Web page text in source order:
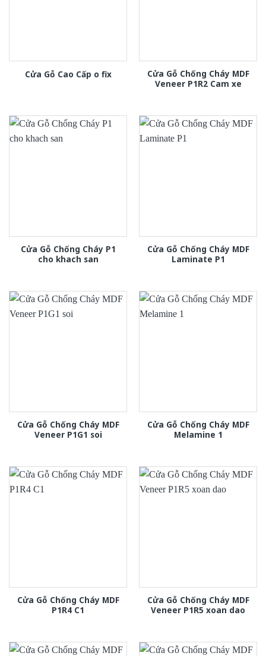
Cửa Gỗ Cao Cấp o fix
Cửa Gỗ Chống Cháy MDF
Veneer P1R2 Cam xe
Cửa Gỗ Chống Cháy P1
cho khach san
Cửa Gỗ Chống Cháy MDF
Laminate P1
Cửa Gỗ Chống Cháy MDF
Veneer P1G1 soi
Cửa Gỗ Chống Cháy MDF
Melamine 1
Cửa Gỗ Chống Cháy MDF
P1R4 C1
Cửa Gỗ Chống Cháy MDF
Veneer P1R5 xoan dao